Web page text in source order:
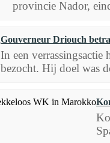
provincie Nador,
Gouverneur Driouch
In een
bezocht. Hij doel was